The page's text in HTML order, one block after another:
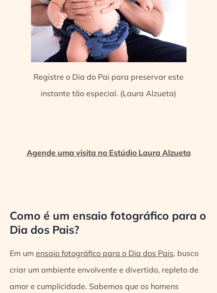
Registre o Dia do Pai para preservar este
instante tão especial. (Laura Alzueta)
Agende uma visita no Estúdio Laura Alzueta
Como é um ensaio fotográfico para o
Dia dos Pais?
Em um ensaio fotográfico para o Dia dos Pais, busco
criar um ambiente envolvente e divertido, repleto de
amor e cumplicidade. Sabemos que os homens